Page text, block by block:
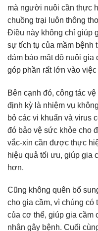
mà người nuôi cần thực
chuồng trại luôn thông
Điều này không chỉ giúp
sự tích tụ của mầm bệnh
đảm bảo mật độ nuôi gia
góp phần rất lớn vào
Bên cạnh đó, công tác
định kỳ là nhiệm vụ
bỏ các vi khuẩn và virus
đó bảo vệ sức khỏe cho
vắc-xin cần được thực
hiệu quả tối ưu, giúp gia
hơn.
Cũng không quên bổ
cho gia cầm, vì chúng có
của cơ thể, giúp gia cầm
nhân gây bệnh. Cuối